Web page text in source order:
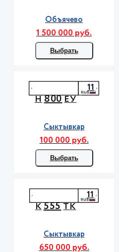
Объячево
1 500 000 руб.
Выбрать
Н800ЕУ
11
Сыктывкар
100 000 руб.
Выбрать
К555ТК
11
Сыктывкар
650 000 руб.